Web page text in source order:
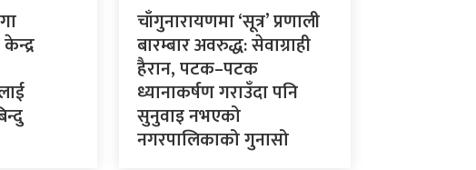
चाँगुनारायणमा ‘सूत्र’ प्रणाली
बारम्बार अवरुद्ध: सेवाग्राही
हैरान, पटक–पटक
ध्यानाकर्षण गराउँदा पनि
सुनुवाइ नभएको
नगरपालिकाको गुनासो